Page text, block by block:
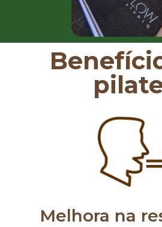
Melhora na